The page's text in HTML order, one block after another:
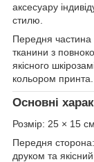
аксесуару
стилю.
Передня частина
тканини з
якісного
кольором принта.
Основні
Розмір: 25 × 15 см
Передня
друком та